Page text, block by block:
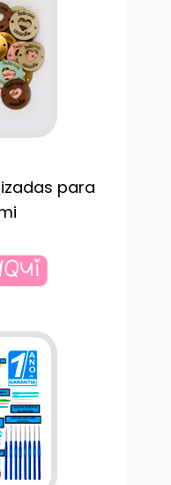
para